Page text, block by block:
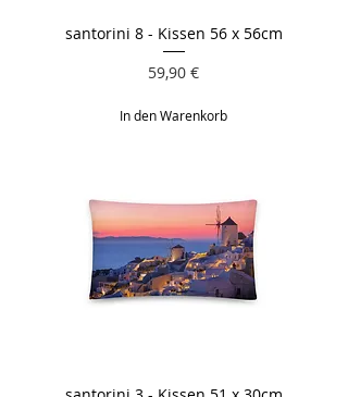
santorini 8 - Kissen 56 x 56cm
Preis
59,90 €
In den Warenkorb